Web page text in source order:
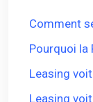
Comment
Pourquoi la
Leasing
Leasing